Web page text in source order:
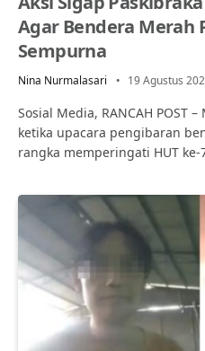
Agar Bendera Merah
Sempurna
Nina Nurmalasari 19 Agustus
Sosial Media, RANCAH POST
ketika upacara pengibaran
rangka memperingati HUT